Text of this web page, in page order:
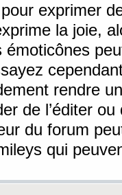
exprimer
la joie,
émoticônes
rendre
de l’éditer
du forum
qui